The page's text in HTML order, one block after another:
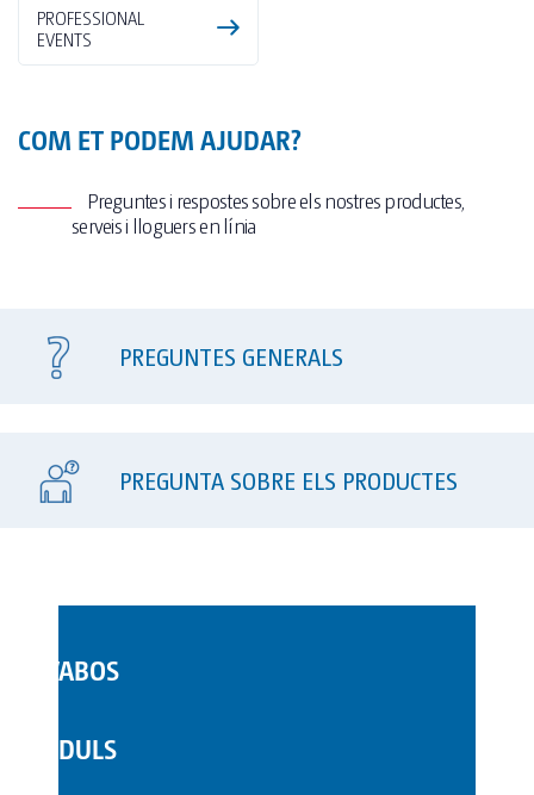
PROFESSIONAL
EVENTS
COM ET PODEM AJUDAR?
Preguntes i respostes sobre els nostres productes,
serveis i lloguers en línia
PREGUNTES GENERALS
PREGUNTA SOBRE ELS PRODUCTES
LAVABOS
MÒDULS